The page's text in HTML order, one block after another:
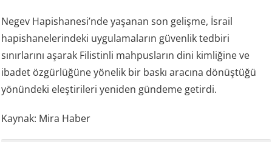
Negev Hapishanesi’nde yaşanan son gelişme, İsrail
hapishanelerindeki uygulamaların güvenlik tedbiri
sınırlarını aşarak Filistinli mahpusların dini kimliğine ve
ibadet özgürlüğüne yönelik bir baskı aracına dönüştüğü
yönündeki eleştirileri yeniden gündeme getirdi.
Kaynak: Mira Haber